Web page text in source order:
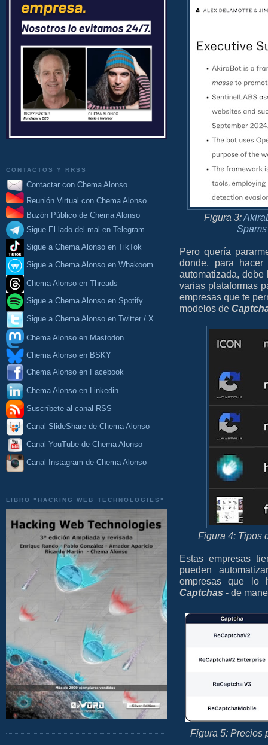
CONTACTOS Y RRSS
Contactar con Chema Alonso
Reunión Virtual con Chema Alonso
Buzón Público de Chema Alonso
Sigue El lado del mal en Telegram
Sigue a Chema Alonso en TikTok
Sigue a Chema Alonso en Whakoom
Chema Alonso en Threads
Sigue a Chema Alonso en Spotify
Sigue a Chema Alonso en Twitter / X
Chema Alonso en Mastodon
Chema Alonso en BSKY
Chema Alonso en Facebook
Chema Alonso en Linkedin
Suscríbete al canal RSS
Canal SlideShare de Chema Alonso
Canal YouTube de Chema Alonso
Canal Instagram de Chema Alonso
LIBRO "HACKING WEB TECHNOLOGIES"
Figura 3:
Pero quería
donde, para
automatizada,
varias plataformas
empresas que te
modelos de
Figura 4: Tipos
Estas empresas
pueden
empresas que lo
Captchas - de
Figura 5: Precios